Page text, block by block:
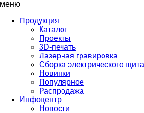
меню
Продукция
Каталог
Проекты
3D-печать
Лазерная гравировка
Сборка электрического щита
Новинки
Популярное
Распродажа
Инфоцентр
Новости